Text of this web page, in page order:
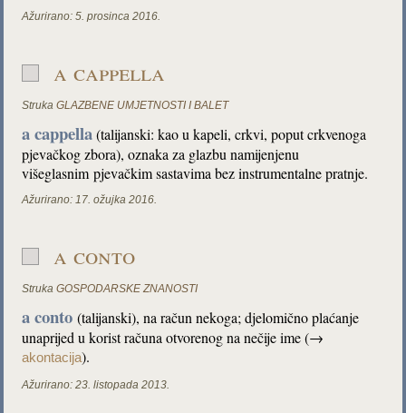
Ažurirano: 5. prosinca 2016.
a cappella
Struka GLAZBENE UMJETNOSTI I BALET
a cappella(talijanski: kao u kapeli, crkvi, poput crkvenoga
pjevačkog zbora), oznaka za glazbu namijenjenu
višeglasnim pjevačkim sastavima bez instrumentalne pratnje.
Ažurirano: 17. ožujka 2016.
a conto
Struka GOSPODARSKE ZNANOSTI
a conto(talijanski), na račun nekoga; djelomično plaćanje
unaprijed u korist računa otvorenog na nečije ime (→
akontacija).
Ažurirano: 23. listopada 2013.